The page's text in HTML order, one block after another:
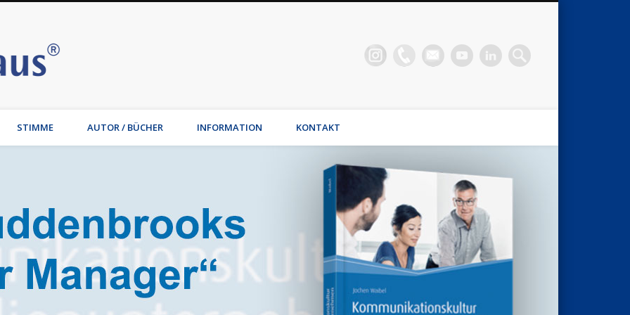
Stimmhaus | Hamburg – Jochen Waibel
Wirtschaftsmediation, Familienmediation, Familienunternehmen: Jochen Waibel, Stimmhaus Coach, Wirtschaftsmediator
STIMME AUTOR / BÜCHER INFORMATION KONTAKT